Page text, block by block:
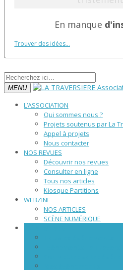
En manque
Trouver des idées...
MENU
L’ASSOCIATION
Qui sommes nous ?
Projets soutenus par La
Appel à projets
Nous contacter
NOS REVUES
Découvrir nos revues
Consulter en ligne
Tous nos articles
Kiosque Partitions
WEBZINE
NOS ARTICLES
SCÈNE NUMÉRIQUE